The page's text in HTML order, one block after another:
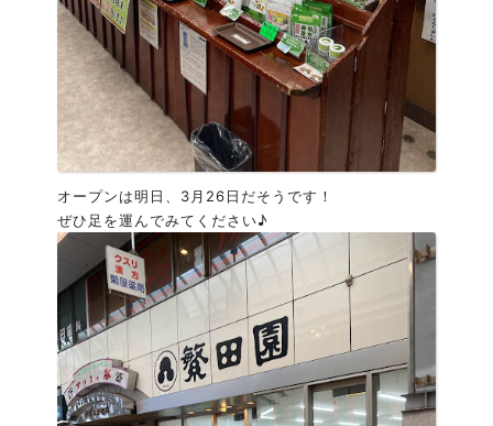
オープンは明日、3月26日だそうです！
ぜひ足を運んでみてください♪